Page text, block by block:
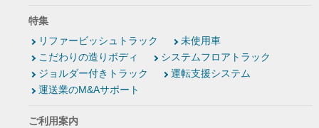
特集
リファービッシュトラック
未使用車
こだわりの造りボディ
システムフロアトラック
ジョルダー付きトラック
運転支援システム
運送業のM&Aサポート
ご利用案内